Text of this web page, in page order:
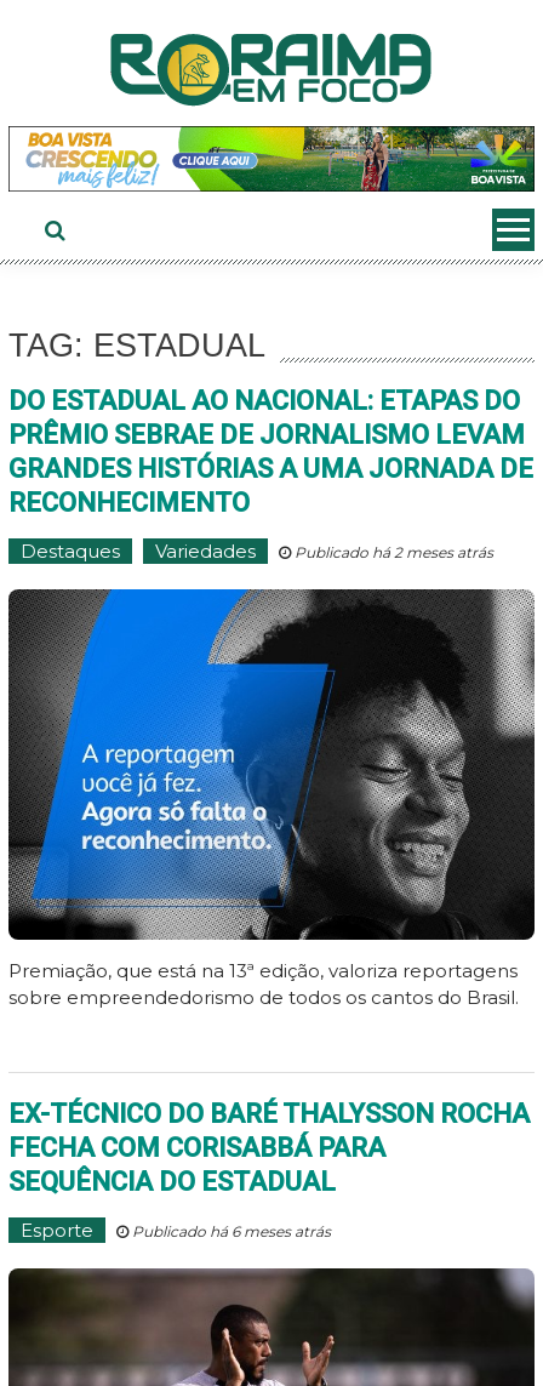
TAG: ESTADUAL
DO ESTADUAL AO NACIONAL: ETAPAS DO
PRÊMIO SEBRAE DE JORNALISMO LEVAM
GRANDES HISTÓRIAS A UMA JORNADA DE
RECONHECIMENTO
Destaques Variedades Publicado há 2 meses atrás
Premiação, que está na 13ª edição, valoriza reportagens
sobre empreendedorismo de todos os cantos do Brasil.
EX-TÉCNICO DO BARÉ THALYSSON ROCHA
FECHA COM CORISABBÁ PARA
SEQUÊNCIA DO ESTADUAL
Esporte Publicado há 6 meses atrás